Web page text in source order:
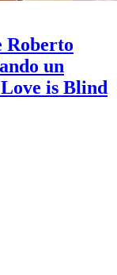
Roberto
un
is Blind